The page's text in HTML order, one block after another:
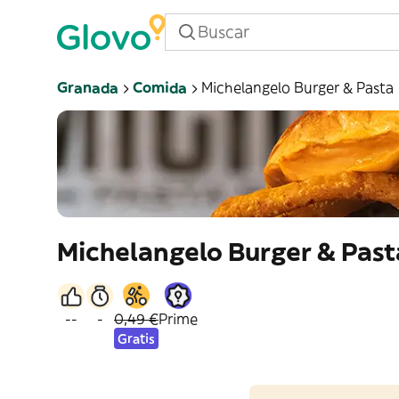
Granada Comida Michelangelo Burger & Pasta
Michelangelo Burger &
-- - 0,49 €
Gratis
Prime